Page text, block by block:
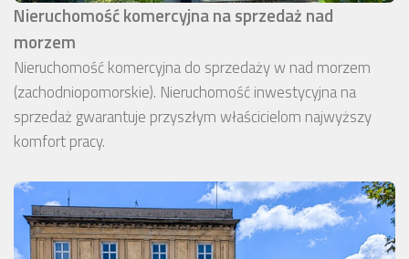
Nieruchomość komercyjna na sprzedaż nad
morzem
Nieruchomość komercyjna do sprzedaży w nad morzem
(zachodniopomorskie). Nieruchomość inwestycyjna na
sprzedaż gwarantuje przyszłym właścicielom najwyższy
komfort pracy.